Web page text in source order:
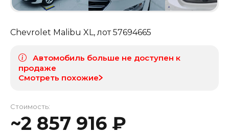
Chevrolet Malibu XL , лот57694665
Автомобиль больше не доступен к
продаже
Смотреть похожие
Стоимость:
~2 857 916 ₽